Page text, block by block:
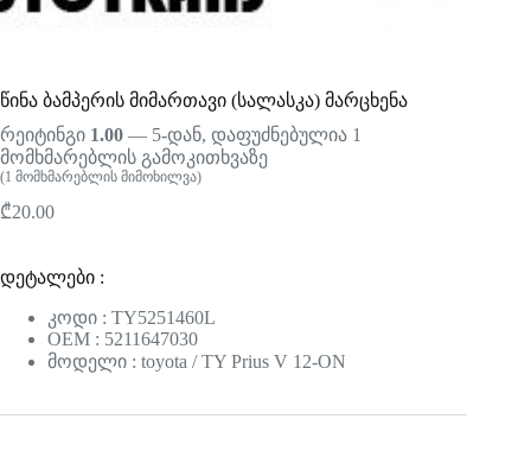
წინა ბამპერის მიმართავი (სალასკა) მარცხენა
რეიტინგი 1.00 — 5-დან, დაფუძნებულია 1
მომხმარებლის გამოკითხვაზე
(1 მომხმარებლის მიმოხილვა)
₾20.00
დეტალები :
კოდი : TY5251460L
OEM : 5211647030
მოდელი : toyota / TY Prius V 12-ON